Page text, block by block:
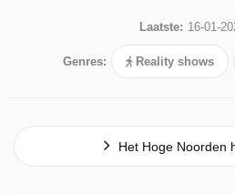
Laatste: 16-01-
Genres: Reality shows
Het Hoge Noorden